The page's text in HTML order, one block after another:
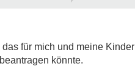
für mich und meine Kinder
könnte.